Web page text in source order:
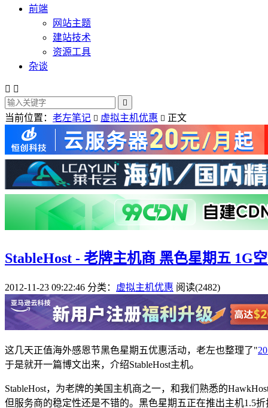
前端
网站主题
建站技术
资源工具
杂谈
 

当前位置： 老左笔记  虚拟主机优惠  正文
StableHost - 老牌主机商 黑色星期五 1G
2012-11-23 09:22:46 分类： 虚拟主机优惠 阅读(2482)
这几天正值海外感恩节黑色星期五优惠活动，老左也整理了"
于是就开一篇博文出来，介绍StableHost主机。
StableHost，为老牌的美国主机商之一，和我们熟悉的
但服务商的稳定性还是不错的。黑色星期五正在推出主机1.5